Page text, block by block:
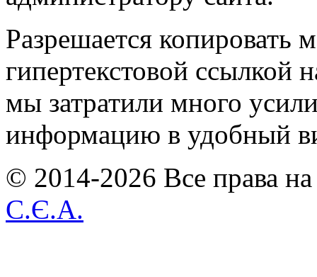
Разрешается копировать
гипертекстовой ссылкой
мы затратили много
информацию в удобный
© 2014-2026 Все права
С.Є.А.